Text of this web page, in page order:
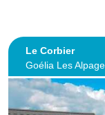
Le Corbier
Goélia Les